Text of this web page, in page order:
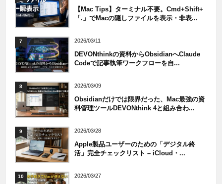
【Mac Tips】ターミナル不要。Cmd+Shift+
「.」でMacの隠しファイルを表示・非表...
7 2026/03/11
DEVONthinkの資料からObsidianへClaude
Codeで記事執筆ワークフローを自...
8 2026/03/09
Obsidianだけでは限界だった、Mac最強の資
料管理ツールDEVONthink 4と組み合わ...
9 2026/03/28
Apple製品ユーザーのための「デジタル終
活」完全チェックリスト – iCloud・...
10 2026/03/27